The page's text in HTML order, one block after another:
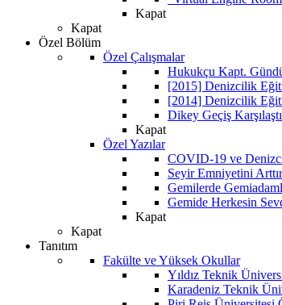
Kapat
Kapat
Özel Bölüm
Özel Çalışmalar
Hukukçu Kapt.
[2015] Denizcilik
[2014] Denizcilik
Dikey Geçiş
Kapat
Özel Yazılar
COVID-19 ve
Seyir Emniyetini
Gemilerde
Gemide Herkesin
Kapat
Kapat
Tanıtım
Fakülte ve Yüksek Okullar
Yıldız Teknik
Karadeniz Teknik